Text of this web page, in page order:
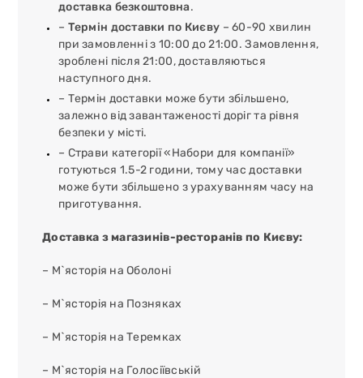
доставка безкоштовна.
– Термін доставки по Києву – 60-90 хвилин
при замовленні з 10:00 до 21:00. Замовлення,
зроблені після 21:00, доставляються
наступного дня.
– Термін доставки може бути збільшено,
залежно від завантаженості доріг та рівня
безпеки у місті.
– Страви категорії «Набори для компанії»
готуються 1.5-2 години, тому час доставки
може бути збільшено з урахуванням часу на
приготування.
Доставка з магазинів-ресторанів по Києву:
– М`ясторія на Оболоні
– М`ясторія на Позняках
– М`ясторія на Теремках
– М`ясторія на Голосіївській